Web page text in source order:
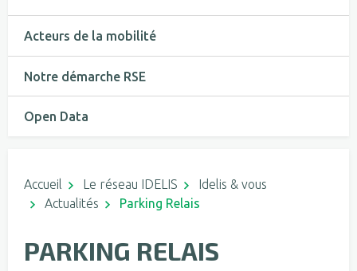
Acteurs de la mobilité
Notre démarche RSE
Open Data
Accueil Le réseau IDELIS
Idelis & vous
Actualités
Parking Relais
PARKING RELAIS